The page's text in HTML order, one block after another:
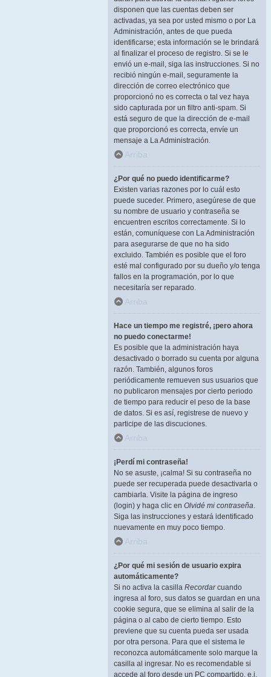
disponen que las cuentas deben ser
activadas, ya sea por usted mismo o por La
Administración, antes de que pueda
identificarse; esta información se le brindará
al finalizar el proceso de registro. Si se le
envió un e-mail, siga las instrucciones. Si no
recibió ningún e-mail, seguramente la
dirección de correo electrónico que
proporcionó no es correcta o tal vez haya
sido capturada por un filtro anti-spam. Si
está seguro de que la dirección de e-mail
que proporcionó es correcta, envíe un
mensaje a La Administración.
Arriba
¿Por qué no puedo identificarme?
Existen varias razones por lo cuál esto
puede suceder. Primero, asegúrese de que
su nombre de usuario y contraseña se
encuentren escritos correctamente. Si lo
están, comuníquese con La Administración
para asegurarse de que no ha sido
excluido. También es posible que el foro
esté mal configurado por su dueño y/o tenga
fallos en la programación, por lo que
necesitaría ser reparado.
Arriba
Hace un tiempo me registré, ¡pero ahora
no puedo conectarme!
Es posible que la administración haya
desactivado o borrado su cuenta por alguna
razón. También, algunos foros
periódicamente remueven sus usuarios que
no publicaron mensajes por cierto periodo
de tiempo para reducir el peso de la base
de datos. Si es así, registrese de nuevo y
participe de las discuciones.
Arriba
¡Perdí mi contraseña!
No se asuste, ¡calma! Si su contraseña no
puede ser recuperada puede desactivarla o
cambiarla. Visite la página de ingreso
(login) y haga clic en Olvidé mi contraseña.
Siga las instrucciones y estará identificado
nuevamente en muy poco tiempo.
Arriba
¿Por qué mi sesión de usuario expira
automáticamente?
Si no activa la casilla Recordarcuando
ingresa al foro, sus datos se guardan en una
cookie segura, que se elimina al salir de la
página o al cabo de cierto tiempo. Esto
previene que su cuenta pueda ser usada
por otra persona. Para que el sistema le
reconozca automáticamente solo marque la
casilla al ingresar. No es recomendable si
accede al foro desde un PC compartido, e.j.